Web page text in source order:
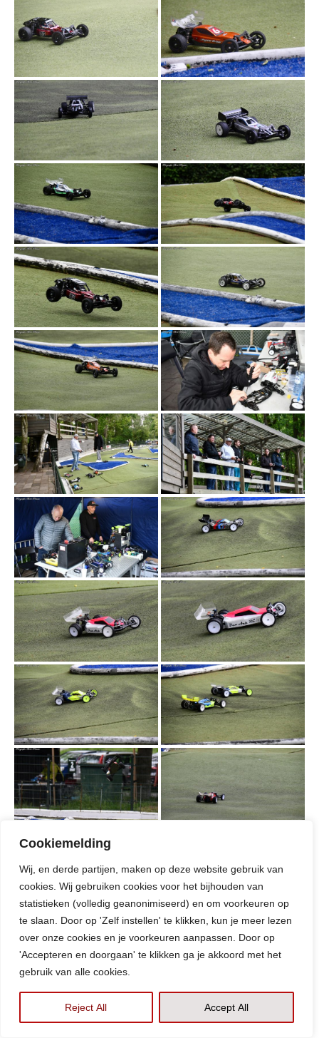
Cookiemelding
Wij, en derde partijen, maken op deze website gebruik van
cookies. Wij gebruiken cookies voor het bijhouden van
statistieken (volledig geanonimiseerd) en om voorkeuren op
te slaan. Door op 'Zelf instellen' te klikken, kun je meer lezen
over onze cookies en je voorkeuren aanpassen. Door op
'Accepteren en doorgaan' te klikken ga je akkoord met het
gebruik van alle cookies.
Reject All Accept All
«
Eppo van der Plas | May 20, 2026
Categorie:
Club Nieuws - Race Verslag